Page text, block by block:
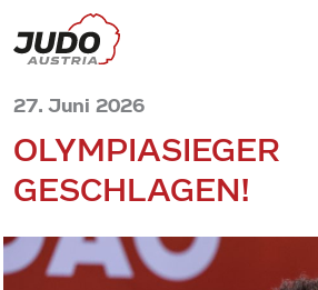
27. Juni 2026
OLYMPIASIEGER
GESCHLAGEN!